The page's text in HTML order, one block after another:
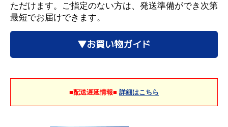
ただけます。ご指定のない方は、発送準備ができ次第
最短でお届けできます。
▼お買い物ガイド
■配送遅延情報■ 詳細はこちら